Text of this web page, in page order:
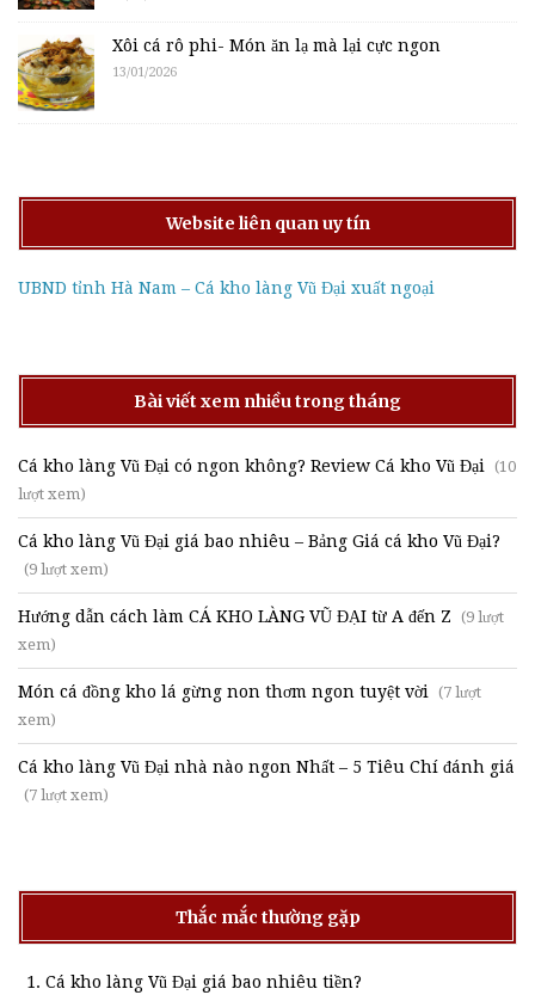
Xôi cá rô phi- Món ăn lạ mà lại cực ngon
13/01/2026
Website liên quan uy tín
UBND tỉnh Hà Nam – Cá kho làng Vũ Đại xuất ngoại
Bài viết xem nhiều trong tháng
Cá kho làng Vũ Đại có ngon không? Review Cá kho Vũ Đại (10
lượt xem)
Cá kho làng Vũ Đại giá bao nhiêu – Bảng Giá cá kho Vũ Đại?
(9 lượt xem)
Hướng dẫn cách làm CÁ KHO LÀNG VŨ ĐẠI từ A đến Z (9 lượt
xem)
Món cá đồng kho lá gừng non thơm ngon tuyệt vời (7 lượt
xem)
Cá kho làng Vũ Đại nhà nào ngon Nhất – 5 Tiêu Chí đánh giá
(7 lượt xem)
Thắc mắc thường gặp
Cá kho làng Vũ Đại giá bao nhiêu tiền?